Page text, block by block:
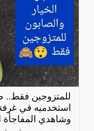
للمتزوجين فقط..
استخدميه في
وشاهدي المفاجأة